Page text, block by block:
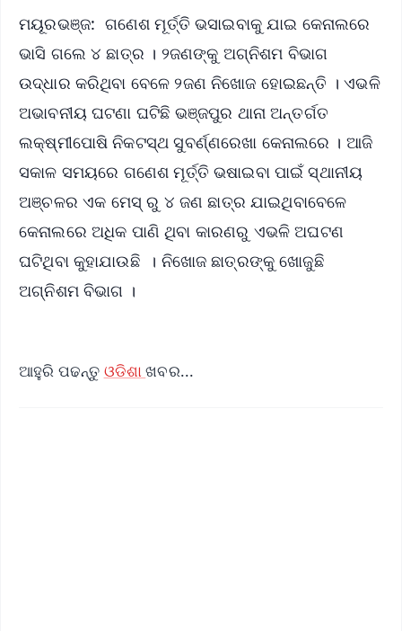
ମୟୂରଭଞ୍ଜ: ଗଣେଶ ମୂର୍ତ୍ତି ଭସାଇବାକୁ ଯାଇ କେନାଲରେ
ଭାସି ଗଲେ ୪ ଛାତ୍ର । ୨ଜଣଙ୍କୁ ଅଗ୍ନିଶମ ବିଭାଗ
ଉଦ୍ଧାର କରିଥିବା ବେଳେ ୨ଜଣ ନିଖୋଜ ହୋଇଛନ୍ତି । ଏଭଳି
ଅଭାବନୀୟ ଘଟଣା ଘଟିଛି ଭଞ୍ଜପୁର ଥାନା ଅନ୍ତର୍ଗତ
ଲକ୍ଷ୍ମୀପୋଷି ନିକଟସ୍ଥ ସୁବର୍ଣ୍ଣରେଖା କେନାଲରେ । ଆଜି
ସକାଳ ସମୟରେ ଗଣେଶ ମୂର୍ତ୍ତି ଭଷାଇବା ପାଇଁ ସ୍ଥାନୀୟ
ଅଞ୍ଚଳର ଏକ ମେସ୍ ରୁ ୪ ଜଣ ଛାତ୍ର ଯାଇଥିବାବେଳେ
କେନାଲରେ ଅଧିକ ପାଣି ଥିବା କାରଣରୁ ଏଭଳି ଅଘଟଣ
ଘଟିଥିବା କୁହାଯାଉଛି । ନିଖୋଜ ଛାତ୍ରଙ୍କୁ ଖୋଜୁଛି
ଅଗ୍ନିଶମ ବିଭାଗ ।
ଆହୁରି ପଢନ୍ତୁ ଓଡିଶାଖବର...